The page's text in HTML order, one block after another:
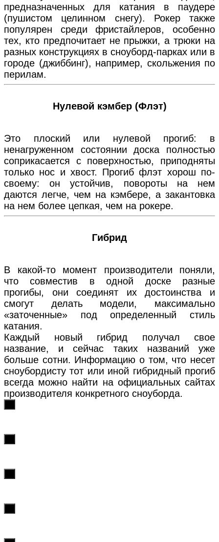
предназначенных для катания в паудере
(пушистом целинном снегу). Рокер также
популярен среди фристайлеров, особенно
тех, кто предпочитает не прыжки, а трюки на
разных конструкциях в сноуборд-парках или в
городе (джиббинг), например, скольжения по
перилам.
Нулевой кэмбер (Флэт)
Это плоский или нулевой прогиб: в
ненагруженном состоянии доска полностью
соприкасается с поверхностью, приподняты
только нос и хвост. Прогиб флэт хорош по-
своему: он устойчив, повороты на нем
даются легче, чем на кэмбере, а закантовка
на нем более цепкая, чем на рокере.
Гибрид
В какой-то момент производители поняли,
что совместив в одной доске разные
прогибы, они соединят их достоинства и
смогут делать модели, максимально
«заточенные» под определенный стиль
катания.
Каждый новый гибрид получал свое
название, и сейчас таких названий уже
больше сотни. Информацию о том, что несет
сноубордисту тот или иной гибридный прогиб
всегда можно найти на официальных сайтах
производителя конкретного сноуборда.